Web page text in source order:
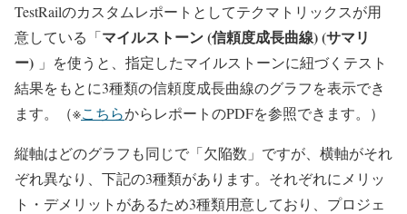
TestRailのカスタムレポートとしてテクマトリックスが用
意している「マイルストーン (信頼度成長曲線) (サマリ
ー) 」を使うと、指定したマイルストーンに紐づくテスト
結果をもとに3種類の信頼度成長曲線のグラフを表示でき
ます。（※こちらからレポートのPDFを参照できます。）
縦軸はどのグラフも同じで「欠陥数」ですが、横軸がそれ
ぞれ異なり、下記の3種類があります。それぞれにメリッ
ト・デメリットがあるため3種類用意しており、プロジェ